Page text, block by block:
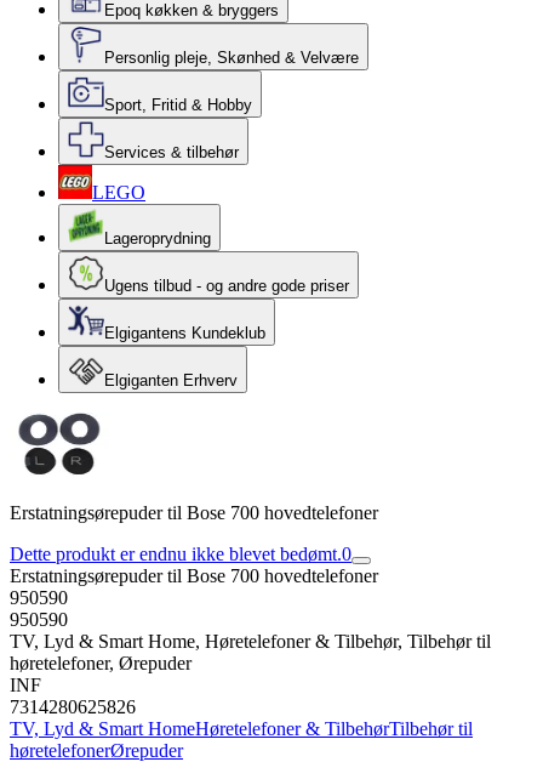
Epoq køkken & bryggers
Personlig pleje, Skønhed & Velvære
Sport, Fritid & Hobby
Services & tilbehør
LEGO
Lageroprydning
Ugens tilbud - og andre gode priser
Elgigantens Kundeklub
Elgiganten Erhverv
Erstatningsørepuder til Bose 700 hovedtelefoner
Dette produkt er endnu ikke blevet bedømt.0
Erstatningsørepuder til Bose 700 hovedtelefoner
950590
950590
TV, Lyd & Smart Home, Høretelefoner & Tilbehør, Tilbehør til
høretelefoner, Ørepuder
INF
7314280625826
TV, Lyd & Smart HomeHøretelefoner & TilbehørTilbehør til
høretelefonerØrepuder